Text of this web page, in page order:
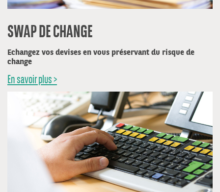
SWAP DE CHANGE
Echangez vos devises en vous préservant du risque de
change
En savoir plus >